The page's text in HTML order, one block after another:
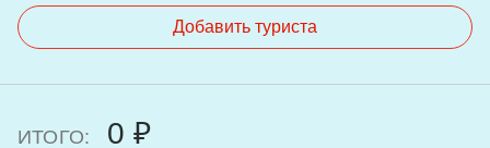
Добавить туриста
ИТОГО: 0 ₽